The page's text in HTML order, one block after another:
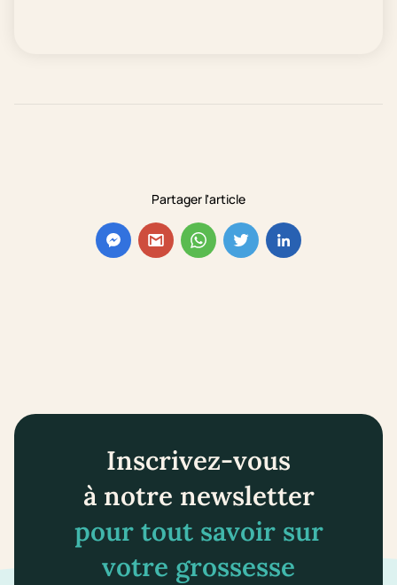
Partager l'article
Inscrivez-vous
à notre newsletter
pour tout savoir sur
votre grossesse